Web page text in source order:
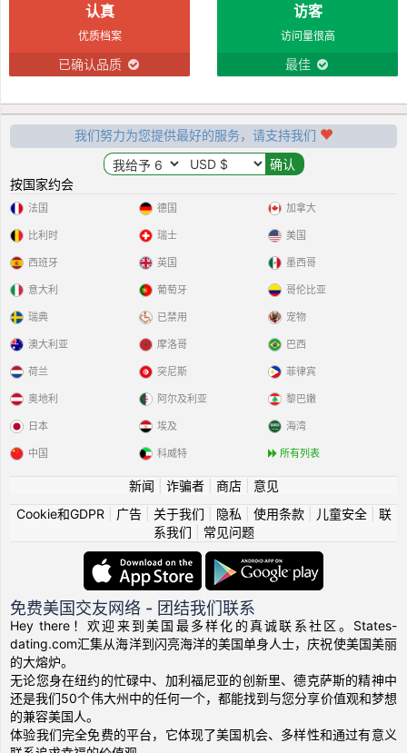
认真
优质档案
已确认品质
访客
访问量很高
最佳
我们努力为您提供最好的服务，请支持我们
按国家约会
法国
比利时
西班牙
意大利
瑞典
德国
瑞士
英国
葡萄牙
已禁用
加拿大
美国
墨西哥
哥伦比亚
宠物
澳大利亚
荷兰
奥地利
日本
中国
摩洛哥
突尼斯
阿尔及利亚
埃及
科威特
巴西
菲律宾
黎巴嫩
海湾
所有列表
新闻 诈骗者| 商店| 意见
Cookie和GDPR
广告| 关于我们 隐私 使用条款| 儿童安全| 联
系我们
常见问题
免费美国交友网络 - 团结我们联系
Hey there！欢迎来到美国最多样化的真诚联系社区。States-
dating.com汇集从海洋到闪亮海洋的美国单身人士，庆祝使美国美丽
的大熔炉。
无论您身在纽约的忙碌中、加利福尼亚的创新里、德克萨斯的精神中
还是我们50个伟大州中的任何一个，都能找到与您分享价值观和梦想
的兼容美国人。
体验我们完全免费的平台，它体现了美国机会、多样性和通过有意义